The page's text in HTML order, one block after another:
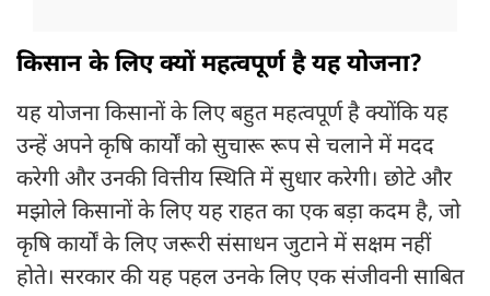
किसान के लिए क्यों महत्वपूर्ण है यह योजना?
यह योजना किसानों के लिए बहुत महत्वपूर्ण है क्योंकि यह
उन्हें अपने कृषि कार्यों को सुचारू रूप से चलाने में मदद
करेगी और उनकी वित्तीय स्थिति में सुधार करेगी। छोटे और
मझोले किसानों के लिए यह राहत का एक बड़ा कदम है, जो
कृषि कार्यों के लिए जरूरी संसाधन जुटाने में सक्षम नहीं
होते। सरकार की यह पहल उनके लिए एक संजीवनी साबित